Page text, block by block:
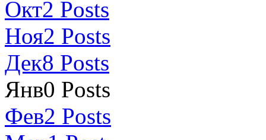
Окт2 Posts
Ноя2 Posts
Дек8 Posts
Янв0 Posts
Фев2 Posts